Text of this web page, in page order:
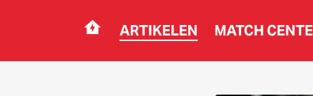
Navigation ARTIKELEN MATCH